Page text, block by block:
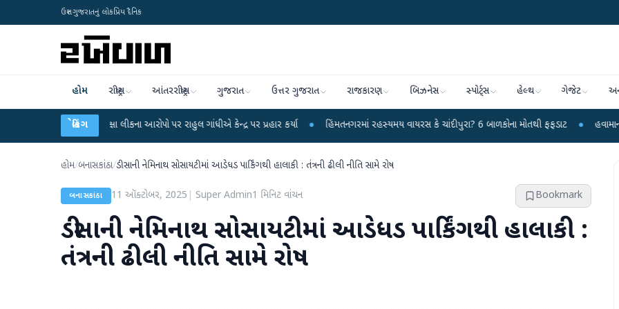
ઉત્તર ગુજરાતનું લોકપ્રિય દૈનિક
હોમ રાષ્ટ્રીય આંતરરાષ્ટ્રીય ગુજરાત ઉત્તર ગુજરાત રાજકારણ બિઝનેસ સ્પોર્ટ્સ હેલ્થ ગેજેટ
બ્રેકિંગ
NET પરીક્ષા લીકના આરોપો પર રાહુલ ગાંધીએ કેન્દ્ર પર પ્રહાર કર્યા ● હિંમતનગરમાં રહસ્યમય વાયરસ કે ચાંદીપુરા? 6 બાળકોના મોતથી ફફડાટ ● હવામાન વિભાગે 18
હોમ/બનાસકાંઠા/ડીસાની નેમિનાથ સોસાયટીમાં આડેધડ પાર્કિંગથી હાલાકી : તંત્રની ઢીલી નીતિ સામે રોષ
બનાસકાંઠા 11 ઑક્ટોબર, 2025 Super Admin1 મિનિટ વાંચન Bookmark
ડીસાની નેમિનાથ સોસાયટીમાં આડેધડ પાર્કિંગથી હાલાકી :
તંત્રની ઢીલી નીતિ સામે રોષ